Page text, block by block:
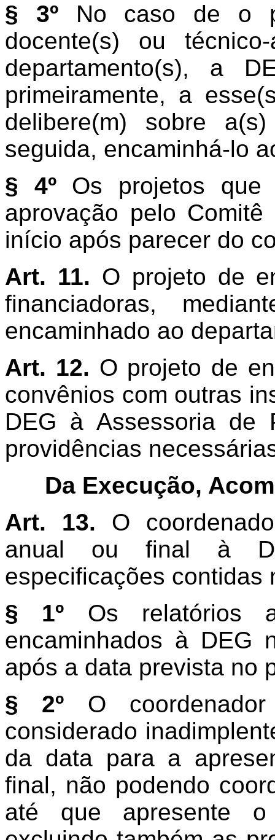
§ 3ºNo caso de o
docente(s) ou
departamento(s), a
primeiramente, a
delibere(m) sobre
seguida, encaminhá-lo
§ 4º Os projetos que
aprovação pelo
início após parecer do
Art. 11. O projeto de
financiadoras,
encaminhado ao
Art. 12. O projeto de
convênios com outras
DEG à Assessoria de
providências
Da Execução,
Art. 13. O
anual ou final à
especificações contidas
§ 1º Os relatórios
encaminhados à DEG
após a data prevista no
§ 2º O
considerado
da data para a
final, não podendo
até que apresente